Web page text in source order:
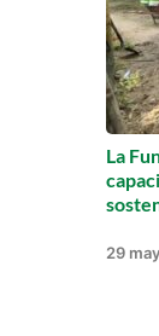
La
29